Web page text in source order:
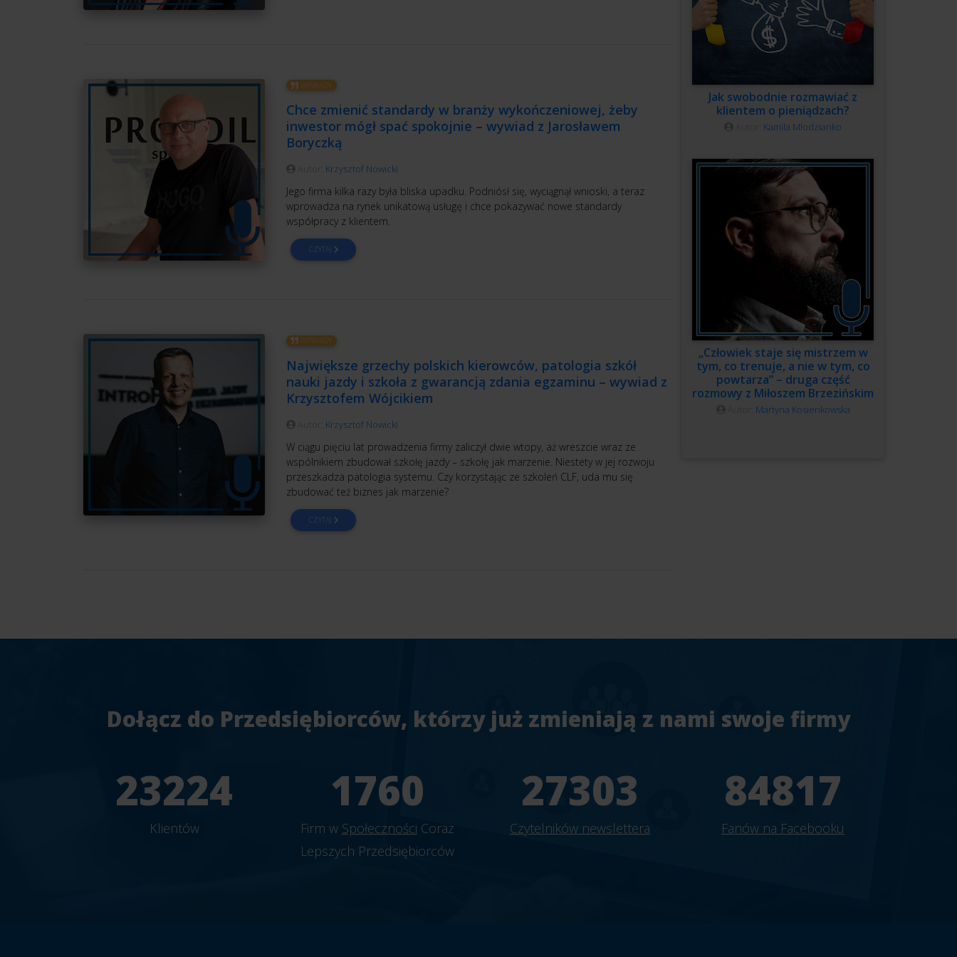
WYWIADY
Chce zmienić standardy w branży wykończeniowej, żeby
inwestor mógł spać spokojnie – wywiad z Jarosławem
Boryczką
Krzysztof Nowicki
Jego firma kilka razy była bliska upadku. Podniósł się, wyciągnął wnioski, a teraz
wprowadza na rynek unikatową usługę i chce pokazywać nowe standardy
współpracy z klientem.
CZYTAJ
WYWIADY
Największe grzechy polskich kierowców, patologia szkół
nauki jazdy i szkoła z gwarancją zdania egzaminu – wywiad z
Krzysztofem Wójcikiem
Krzysztof Nowicki
W ciągu pięciu lat prowadzenia firmy zaliczył dwie wtopy, aż wreszcie wraz ze
wspólnikiem zbudował szkołę jazdy – szkołę jak marzenie. Niestety w jej rozwoju
przeszkadza patologia systemu. Czy korzystając ze szkoleń CLF, uda mu się
zbudować też biznes jak marzenie?
CZYTAJ
Jak swobodnie rozmawiać z
klientem o pieniądzach?
Kamila Młodzianko
„Człowiek staje się mistrzem w
tym, co trenuje, a nie w tym, co
powtarza” – druga część
rozmowy z Miłoszem Brzezińskim
Martyna Kosienkowska
Dołącz do Przedsiębiorców, którzy już zmieniają z nami swoje firmy
25804
Klientów
1956
Firm w Społeczności Coraz
Lepszych Przedsiębiorców
30337
Czytelników newslettera
94241
Fanów na Facebooku